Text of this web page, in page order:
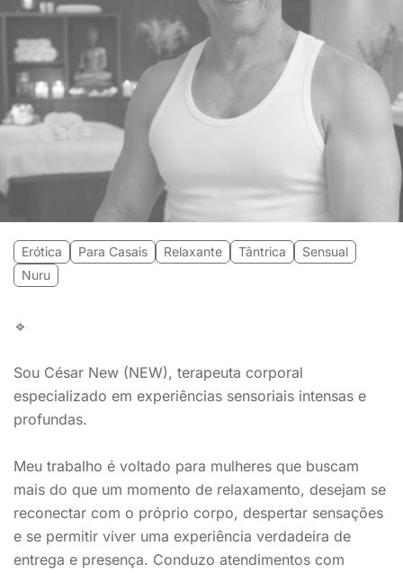
Erótica Para Casais Relaxante Tântrica
Sensual
Nuru
🔹
Sou César New (NEW), terapeuta corporal
especializado em experiências sensoriais intensas e
profundas.
Meu trabalho é voltado para mulheres que buscam
mais do que um momento de relaxamento, desejam se
reconectar com o próprio corpo, despertar sensações
e se permitir viver uma experiência verdadeira de
entrega e presença. Conduzo atendimentos com